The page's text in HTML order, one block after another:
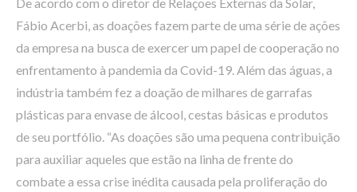
Fábio Acerbi, as doações fazem parte de uma série de ações
da empresa na busca de exercer um papel de cooperação no
enfrentamento à pandemia da Covid-19. Além das águas, a
indústria também fez a doação de milhares de garrafas
plásticas para envase de álcool, cestas básicas e produtos
de seu portfólio. “As doações são uma pequena contribuição
para auxiliar aqueles que estão na linha de frente do
combate a essa crise inédita causada pela proliferação do